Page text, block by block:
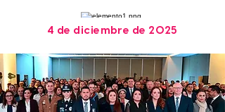
4 de diciembre de 2025